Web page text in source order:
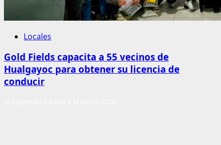
Locales
Gold Fields capacita a 55 vecinos de
Hualgayoc para obtener su licencia de
conducir